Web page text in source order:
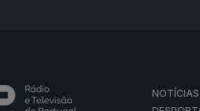
NOTÍCIAS